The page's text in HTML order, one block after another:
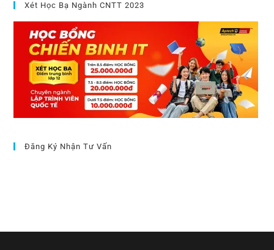
Xét Học Bạ Ngành CNTT 2023
Đăng Ký Nhận Tư Vấn